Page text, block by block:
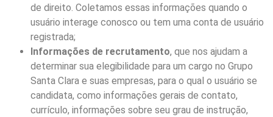
de direito. Coletamos essas informações quando o
usuário interage conosco ou tem uma conta de usuário
registrada;
Informações de recrutamento, que nos ajudam a
determinar sua elegibilidade para um cargo no Grupo
Santa Clara e suas empresas, para o qual o usuário se
candidata, como informações gerais de contato,
currículo, informações sobre seu grau de instrução,